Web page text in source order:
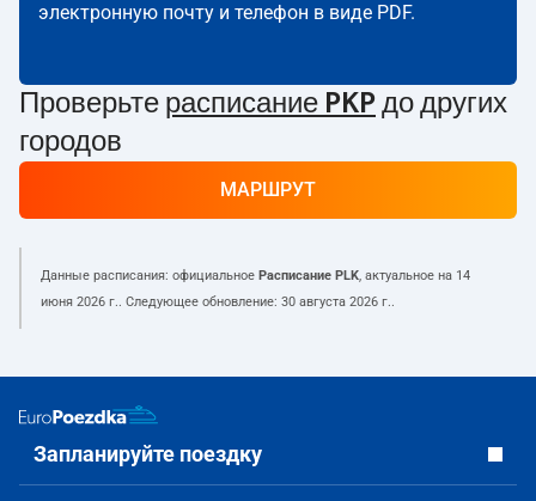
электронную почту и телефон в виде PDF.
Проверьте расписание PKP до других
городов
МАРШРУТ
Данные расписания: официальное Расписание PLK, актуальное на 14
июня 2026 г.. Следующее обновление: 30 августа 2026 г..
Запланируйте поездку